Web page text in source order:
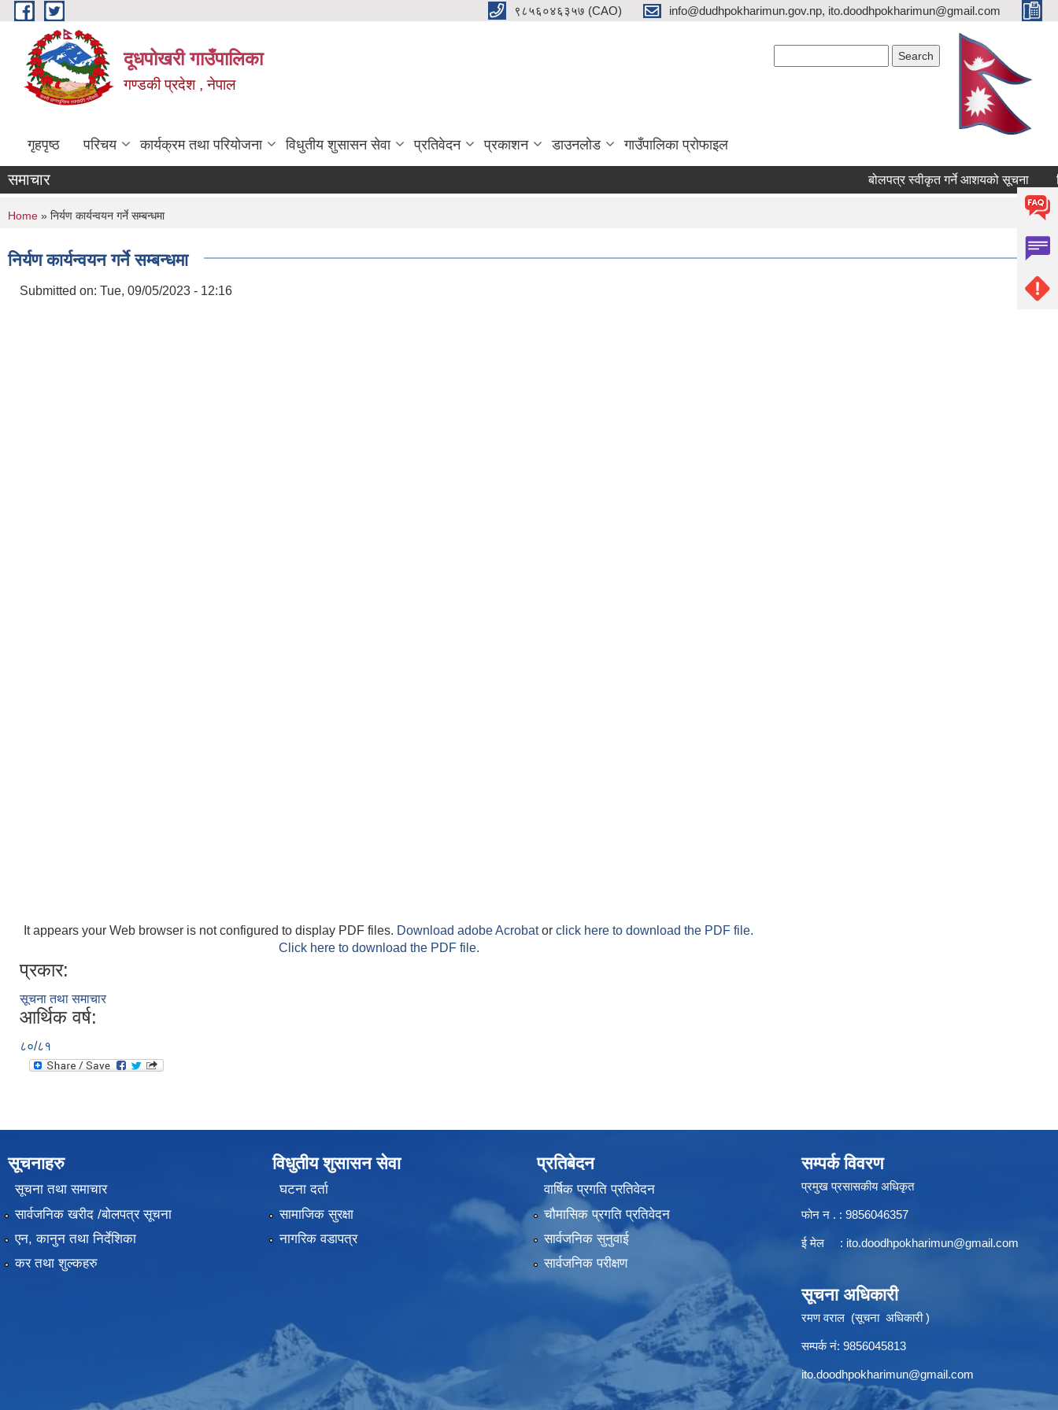
Skip to main content ९८५६०४६३५७ (CAO) info@dudhpokharimun.gov.np, ito.doodhpokharimun@gmail.com
दूधपोखरी गाउँपालिका
गण्डकी प्रदेश , नेपाल
गृहपृष्ठ परिचय कार्यक्रम तथा परियोजना विधुतीय शुसासन सेवा प्रतिवेदन प्रकाशन डाउनलाेड गाउँपालिका प्रोफाइल
समाचार बोलपत्र स्वीकृत गर्ने आशयको सूचना
You are here
Home » निर्यण कार्यन्वयन गर्ने सम्बन्धमा
निर्यण कार्यन्वयन गर्ने सम्बन्धमा
Submitted on: Tue, 09/05/2023 - 12:16
It appears your Web browser is not configured to display PDF files. Download adobe Acrobator click here to download the PDF file.
Click here to download the PDF file.
प्रकार:
सूचना तथा समाचार
आर्थिक वर्ष:
८०/८१
सूचनाहरु
सूचना तथा समाचार
सार्वजनिक खरीद /बोलपत्र सूचना
एन, कानुन तथा निर्देशिका
कर तथा शुल्कहरु
विधुतीय शुसासन सेवा
घटना दर्ता
सामाजिक सुरक्षा
नागरिक वडापत्र
प्रतिबेदन
वार्षिक प्रगति प्रतिवेदन
चौमासिक प्रगति प्रतिवेदन
सार्वजनिक सुनुवाई
सार्वजनिक परीक्षण
सम्पर्क विवरण
प्रमुख प्रसासकीय अधिकृत
फोन न . : 9856046357
ई मेल : ito.doodhpokharimun@gmail.com
सूचना अधिकारी
रमण वराल (सूचना अधिकारी )
सम्पर्क नं: 9856045813
ito.doodhpokharimun@gmail.com